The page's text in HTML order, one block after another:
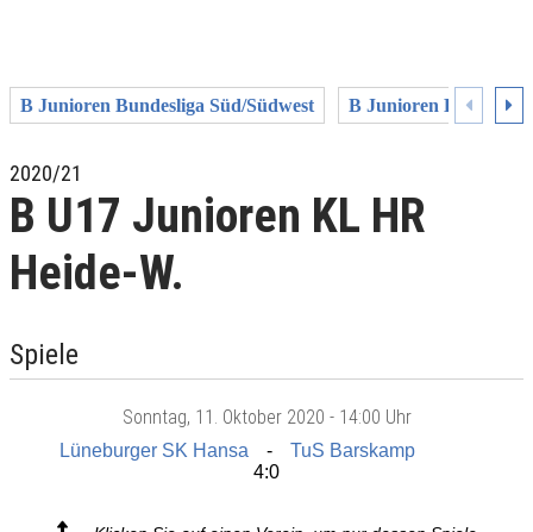
B Junioren Bundesliga Süd/Südwest B Junioren
2020/21
B U17 Junioren KL HR
Heide-W.
Spiele
Sonntag, 11. Oktober 2020 - 14:00 Uhr
Lüneburger SK Hansa
TuS Barskamp
4:0